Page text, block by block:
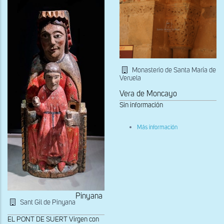
Sant Gil de Pinyana
Pinyana
EL PONT DE SUERT Virgen con
Monasterio de Santa María de
Veruela
Vera de Moncayo
Sin información
Más información